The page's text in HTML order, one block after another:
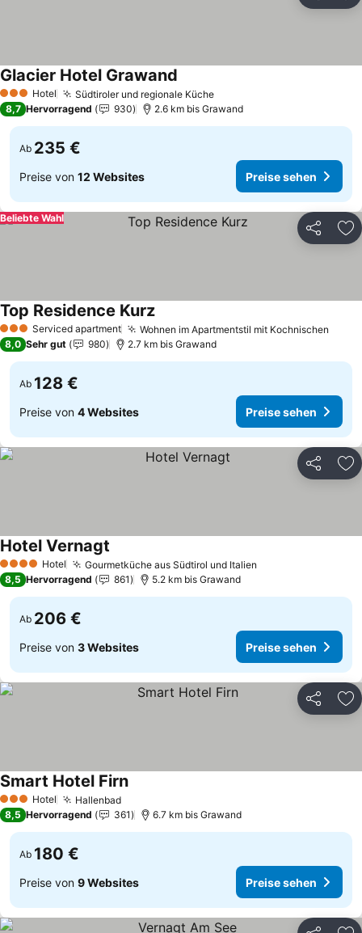
3 SterneHotel Südtiroler und regionale Küche
Glacier Hotel Grawand
8,7 Hervorragend 930 2.6 km bis Grawand
Ab 235 €
Preise von 12 Websites Preise sehen
Teilen
Beliebte Wahl
3 SterneServiced apartment Wohnen im Apartmentstil mit Kochnischen
Top Residence Kurz
8,0 Sehr gut 980 2.7 km bis Grawand
Ab 128 €
Preise von 4 Websites Preise sehen
Teilen
4 Sterne Hotel Gourmetküche aus Südtirol und Italien
Hotel Vernagt
8,5 Hervorragend 861 5.2 km bis Grawand
Ab 206 €
Preise von 3 Websites Preise sehen
Teilen
3 SterneHotel Hallenbad
Smart Hotel Firn
8,5 Hervorragend 361 6.7 km bis Grawand
Ab 180 €
Preise von 9 Websites Preise sehen